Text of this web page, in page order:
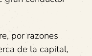
por razones
de la capital,